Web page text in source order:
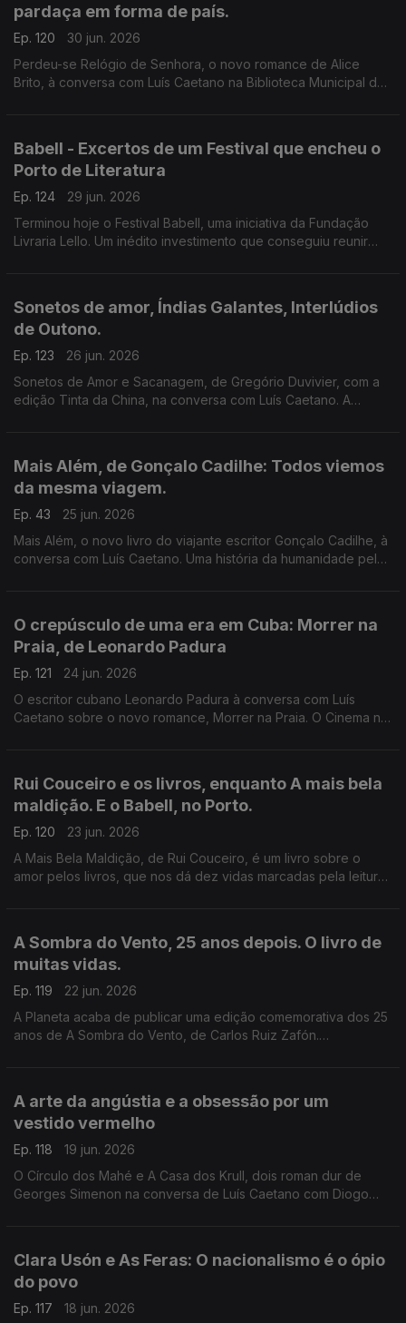
pardaça em forma de país.
Ep. 120
30 jun. 2026
Perdeu-se Relógio de Senhora, o novo romance de Alice
Brito, à conversa com Luís Caetano na Biblioteca Municipal de
Babell - Excertos de um Festival que encheu o
Porto de Literatura
Ep. 124
29 jun. 2026
Terminou hoje o Festival Babell, uma iniciativa da Fundação
Livraria Lello. Um inédito investimento que conseguiu reunir
Conceição Evaristo, Milton Hatoum e Héctor Abad Faciolince.
Sonetos de amor, Índias Galantes, Interlúdios
de Outono.
Ep. 123
26 jun. 2026
Sonetos de Amor e Sacanagem, de Gregório Duvivier, com a
edição Tinta da China, na conversa com Luís Caetano. A
Mais Além, de Gonçalo Cadilhe: Todos viemos
da mesma viagem.
Ep. 43
25 jun. 2026
Mais Além, o novo livro do viajante escritor Gonçalo Cadilhe, à
conversa com Luís Caetano. Uma história da humanidade pela
O crepúsculo de uma era em Cuba: Morrer na
Praia, de Leonardo Padura
Ep. 121
24 jun. 2026
O escritor cubano Leonardo Padura à conversa com Luís
Caetano sobre o novo romance, Morrer na Praia. O Cinema n'A
Rui Couceiro e os livros, enquanto A mais bela
maldição. E o Babell, no Porto.
Ep. 120
23 jun. 2026
A Mais Bela Maldição, de Rui Couceiro, é um livro sobre o
amor pelos livros, que nos dá dez vidas marcadas pela leitura
Caetano, fala-se também do Festival Babell, que começa esta
quarta-feita no Porto, o maior investimento de sempre no
nosso país num evento literário, iniciativa da Livraria Lello.
A Sombra do Vento, 25 anos depois. O livro de
muitas vidas.
Ep. 119
22 jun. 2026
A Planeta acaba de publicar uma edição comemorativa dos 25
anos de A Sombra do Vento, de Carlos Ruiz Zafón.
das Ciências, em Lisboa.
A arte da angústia e a obsessão por um
vestido vermelho
Ep. 118
19 jun. 2026
O Círculo dos Mahé e A Casa dos Krull, dois roman dur de
Georges Simenon na conversa de Luís Caetano com Diogo
Clara Usón e As Feras: O nacionalismo é o ópio
do povo
Ep. 117 18 jun. 2026